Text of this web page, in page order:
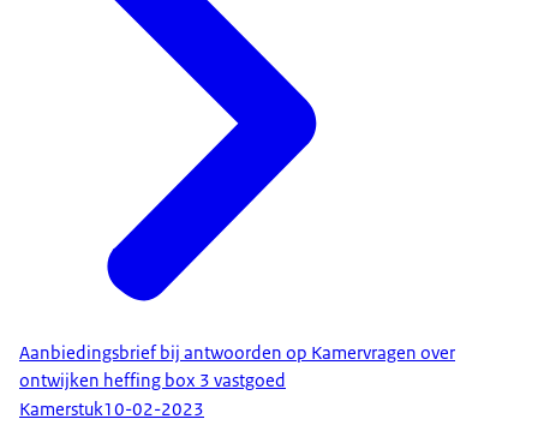
Aanbiedingsbrief bij antwoorden op Kamervragen over
ontwijken heffing box 3 vastgoed
Kamerstuk10-02-2023